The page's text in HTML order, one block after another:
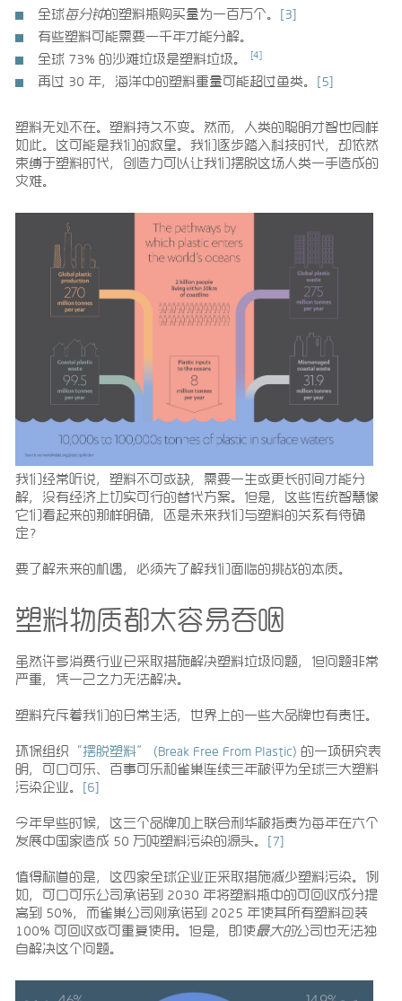
全球每分钟的塑料瓶购买量为一百万个。
[3]
有些塑料可能需要一千年才能分解。
全球 73% 的沙滩垃圾是塑料垃圾。
[4]
再过 30 年，海洋中的塑料重量可能超过鱼类。 [5]
塑料无处不在。塑料持久不变。然而，人类的聪明才智也同样
如此。这可能是我们的救星。我们逐步踏入科技时代，却依然
束缚于塑料时代，创造力可以让我们摆脱这场人类一手造成的
灾难。
我们经常听说，塑料不可或缺，需要一生或更长时间才能分
解，没有经济上切实可行的替代方案。但是，这些传统智慧像
它们看起来的那样明确，还是未来我们与塑料的关系有待确
定？
要了解未来的机遇，必须先了解我们面临的挑战的本质。
塑料物质都太容易吞咽
虽然许多消费行业已采取措施解决塑料垃圾问题，但问题非常
严重，凭一己之力无法解决。
塑料充斥着我们的日常生活，世界上的一些大品牌也有责任。
环保组织 “摆脱塑料” (Break Free From Plastic) 的一项研究表
明，可口可乐、百事可乐和雀巢连续三年被评为全球三大塑料
污染企业。
[6]
今年早些时候，这三个品牌加上联合利华被指责为每年在六个
发展中国家造成 50 万吨塑料污染的源头。
[7]
值得称道的是，这四家全球企业正采取措施减少塑料污染。例
如，可口可乐公司承诺到 2030 年将塑料瓶中的可回收成分提
高到 50%，而雀巢公司则承诺到 2025 年使其所有塑料包装
100% 可回收或可重复使用。但是，即使最大的公司也无法独
自解决这个问题。